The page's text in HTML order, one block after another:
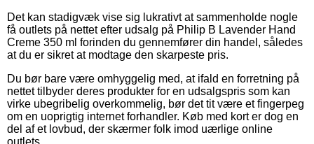
Det kan stadigvæk vise sig lukrativt at sammenholde nogle
få outlets på nettet efter udsalg på Philip B Lavender Hand
Creme 350 ml forinden du gennemfører din handel, således
at du er sikret at modtage den skarpeste pris.
Du bør bare være omhyggelig med, at ifald en forretning på
nettet tilbyder deres produkter for en udsalgspris som kan
virke ubegribelig overkommelig, bør det tit være et fingerpeg
om en uoprigtig internet forhandler. Køb med kort er dog en
del af et lovbud, der skærmer folk imod uærlige online
outlets.